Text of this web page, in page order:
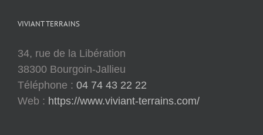
VIVIANT TERRAINS
34, rue de la Libération
38300 Bourgoin-Jallieu
Téléphone : 04 74 43 22 22
Web : https://www.viviant-terrains.com/